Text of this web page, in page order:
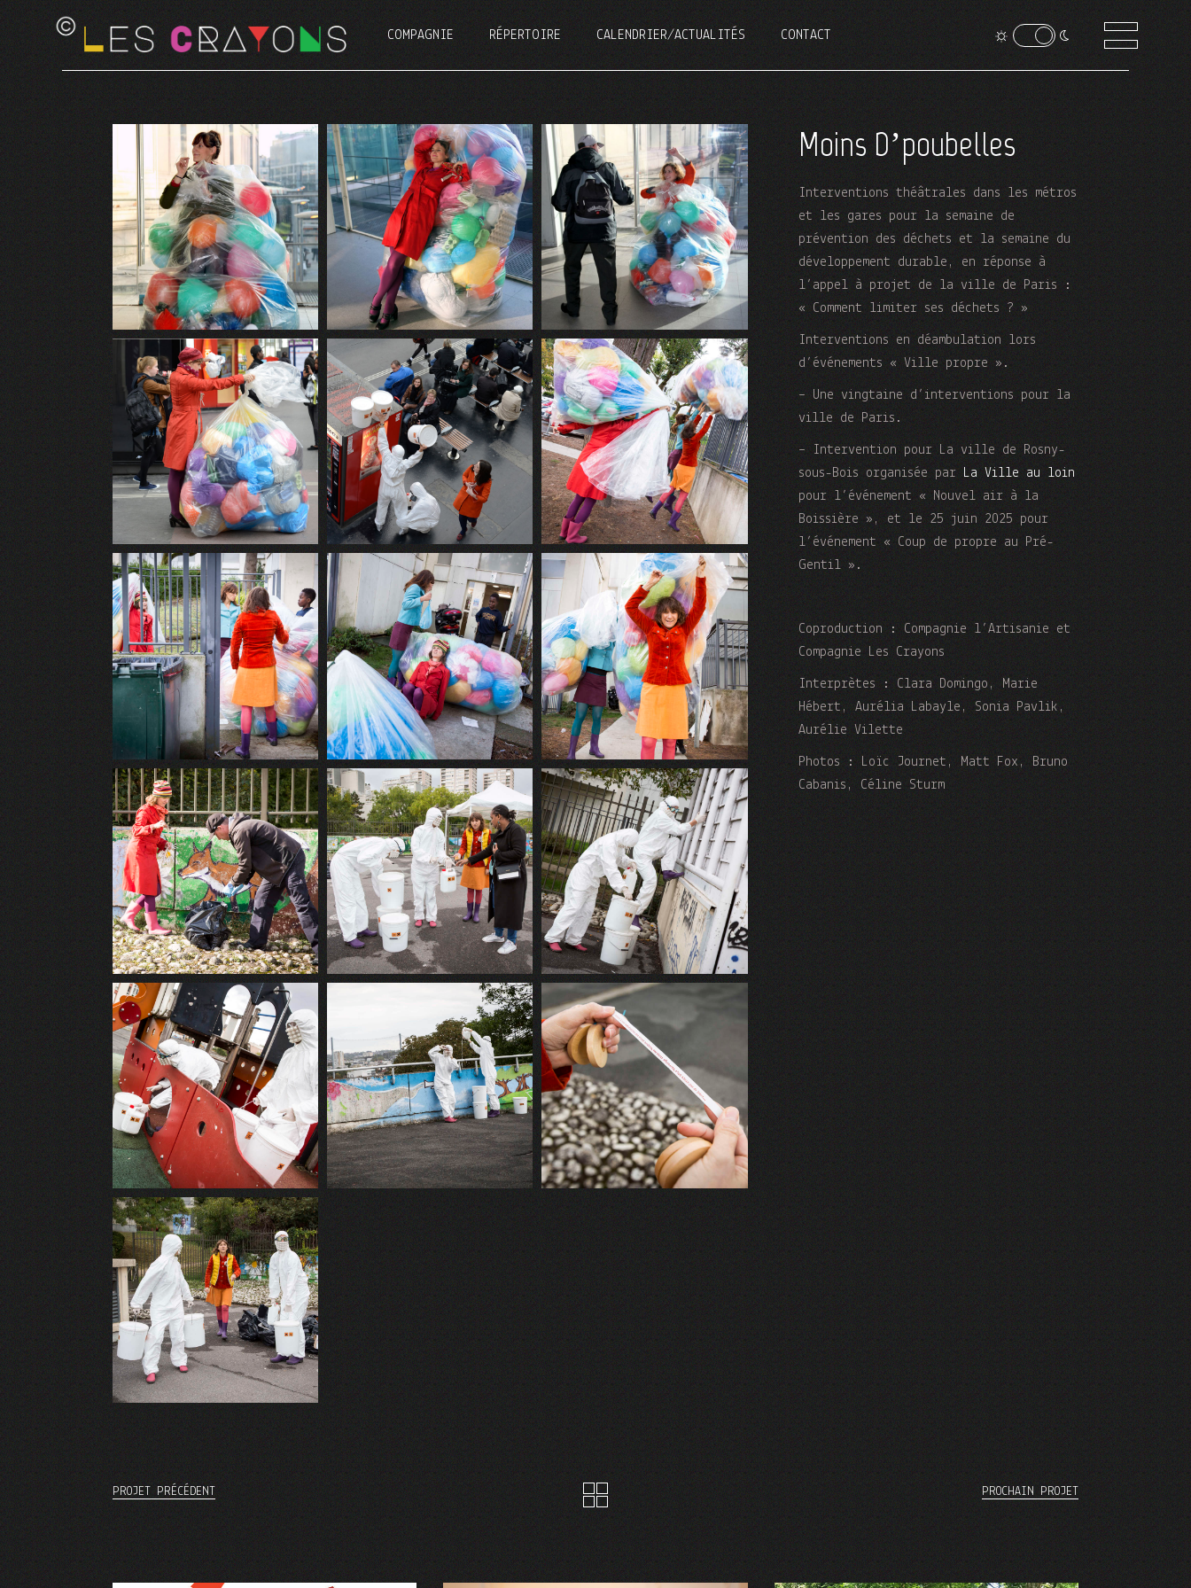
COMPAGNIE
PORTRAITS
L’ASSOCIATION
RÉPERTOIRE
PROJETS CULTURELS
SCÉNOGRAPHIES
CALENDRIER/ACTUALITÉS CONTACT
DÉMARCHE ARTISTIQUE
PORTRAITS
SPECTACLES
PROJETS CULTURELS
Moins D’poubelles
Interventions théâtrales dans les métros
et les gares pour la semaine de
prévention des déchets et la semaine du
développement durable, en réponse à
l’appel à projet de la ville de Paris :
« Comment limiter ses déchets ? »
Interventions en déambulation lors
d’événements « Ville propre ».
– Une vingtaine d’interventions pour la
ville de Paris.
– Intervention pour La ville de Rosny-
sous-Bois organisée par
La Ville au loin
pour l’événement « Nouvel air à la
Boissière », et le 25 juin 2025 pour
l’événement « Coup de propre au Pré-
Gentil ».
Coproduction : Compagnie l’Artisanie et
Compagnie Les Crayons
Interprètes : Clara Domingo, Marie
Hébert, Aurélia Labayle, Sonia Pavlik,
Aurélie Vilette
Photos : Loïc Journet, Matt Fox, Bruno
Cabanis, Céline Sturm
PROJET PRÉCÉDENT PROCHAIN PROJET